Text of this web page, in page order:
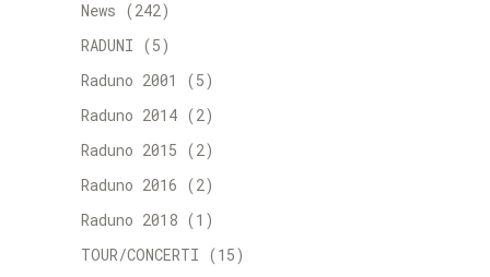
News (242)
RADUNI (5)
Raduno 2001
(5)
Raduno 2014 (2)
Raduno 2015 (2)
Raduno 2016 (2)
Raduno 2018 (1)
TOUR/CONCERTI (15)